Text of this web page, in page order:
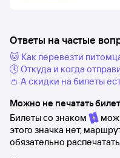
Ответы на частые
🐱 Как перевезти
🕔 Откуда и когда
👛 А скидки на билеты
Можно не печатать
Билеты со знаком
этого значка нет,
обязательно